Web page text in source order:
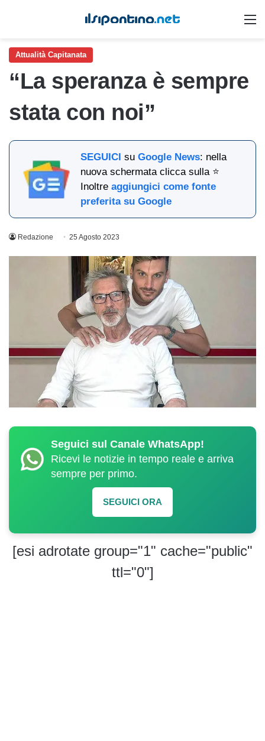
Attualità Capitanata
“La speranza è sempre
stata con noi”
SEGUICI suGoogle News: nella
nuova schermata clicca sulla ⭐
Inoltreaggiungici come fonte
preferita su Google
Redazione 25 Agosto 2023
Seguici sul Canale WhatsApp!
Ricevi le notizie in tempo reale e arriva
sempre per primo.
SEGUICI ORA
[esi adrotate group="1" cache="public"
ttl="0"]